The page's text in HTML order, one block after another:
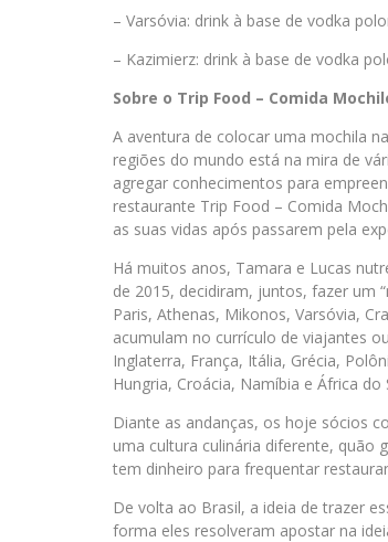
– Varsóvia: drink à base de vodka
– Kazimierz: drink à base de vodka
Sobre o Trip Food – Comida
A aventura de colocar uma mochila
regiões do mundo está na mira de
agregar conhecimentos para
restaurante Trip Food – Comida
as suas vidas após passarem pela
Há muitos anos, Tamara e Lucas
de 2015, decidiram, juntos, fazer um
Paris, Athenas, Mikonos, Varsóvia,
acumulam no currículo de viajantes
Inglaterra, França, Itália, Grécia,
Hungria, Croácia, Namíbia e África do
Diante as andanças, os hoje sócios
uma cultura culinária diferente, quão
tem dinheiro para frequentar
De volta ao Brasil, a ideia de trazer
forma eles resolveram apostar na